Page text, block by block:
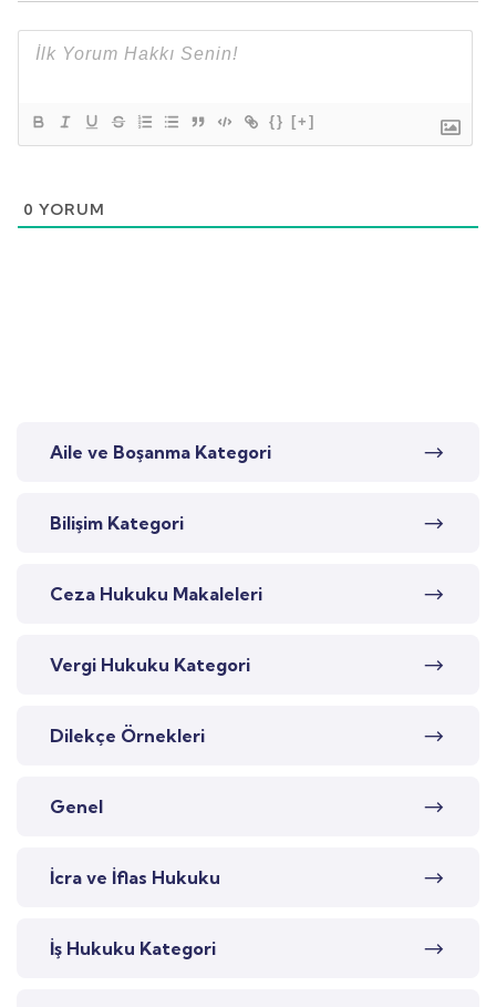
{} [+]
0 YORUM
Aile ve Boşanma Kategori
Bilişim Kategori
Ceza Hukuku Makaleleri
Vergi Hukuku Kategori
Dilekçe Örnekleri
Genel
İcra ve İflas Hukuku
İş Hukuku Kategori